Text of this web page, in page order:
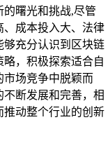
的曙光和挑战,尽管
、成本投入大、法律
够充分认识到区块链
，积极探索适合自
市场竞争中脱颖而
断发展和完善，相
推动整个行业的创新